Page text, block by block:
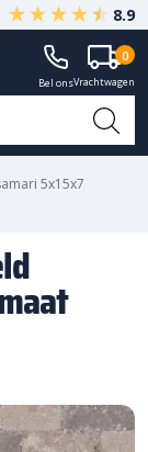
A-kwaliteit
8.9
Bel onsVrachtwagen
0
5x15x7